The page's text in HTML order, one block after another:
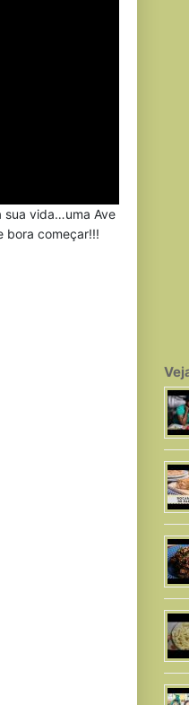
sua vida…uma Ave
bora começar!!!